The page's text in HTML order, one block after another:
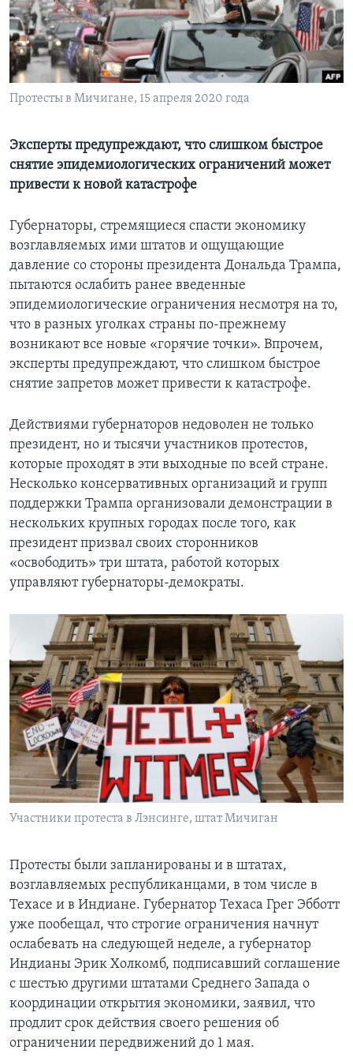
Learning English
СОЦИАЛЬНЫЕ СЕТИ
Языки
Протесты в Мичигане, 15 апреля 2020 года
Эксперты предупреждают, что слишком быстрое
снятие эпидемиологических ограничений может
привести к новой катастрофе
Губернаторы, стремящиеся спасти экономику
возглавляемых ими штатов и ощущающие
давление со стороны президента Дональда Трампа,
пытаются ослабить ранее введенные
эпидемиологические ограничения несмотря на то,
что в разных уголках страны по-прежнему
возникают все новые «горячие точки». Впрочем,
эксперты предупреждают, что слишком быстрое
снятие запретов может привести к катастрофе.
Действиями губернаторов недоволен не только
президент, но и тысячи участников протестов,
которые проходят в эти выходные по всей стране.
Несколько консервативных организаций и групп
поддержки Трампа организовали демонстрации в
нескольких крупных городах после того, как
президент призвал своих сторонников
«освободить» три штата, работой которых
управляют губернаторы-демократы.
Участники протеста в Лэнсинге, штат Мичиган
Протесты были запланированы и в штатах,
возглавляемых республиканцами, в том числе в
Техасе и в Индиане. Губернатор Техаса Грег Эбботт
уже пообещал, что строгие ограничения начнут
ослабевать на следующей неделе, а губернатор
Индианы Эрик Холкомб, подписавший соглашение
с шестью другими штатами Среднего Запада о
координации открытия экономики, заявил, что
продлит срок действия своего решения об
ограничении передвижений до 1 мая.